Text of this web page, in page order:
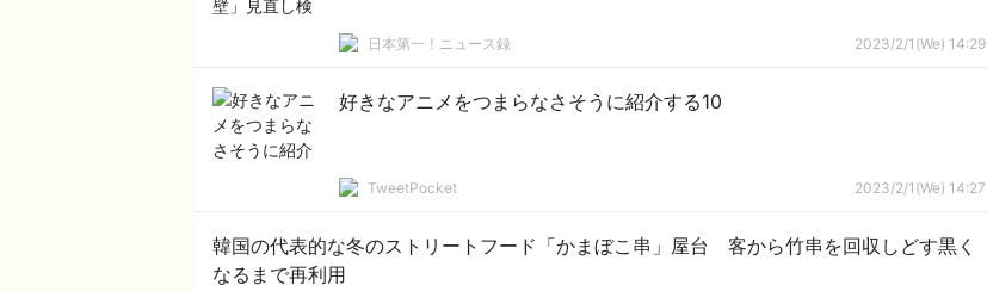
日本第一！ニュース録 2023/2/1(We) 14:29
好きなアニメをつまらなさそうに紹介する10
TweetPocket 2023/2/1(We) 14:27
韓国の代表的な冬のストリートフード「かまぼこ串」屋台 客から竹串を回収しどす黒く
なるまで再利用